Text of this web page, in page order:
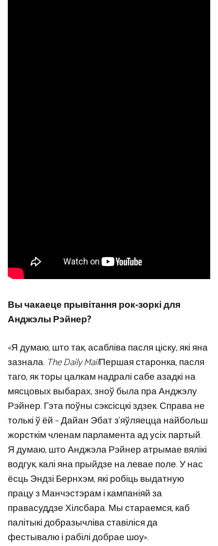
Вы чакаеце прывітання рок-зоркі для
Анджэлы Рэйнер?
«Я думаю, што так, асабліва пасля ціску, які яна
зазнала. The Daily MailПершая старонка, пасля
таго, як торы цалкам надралі сабе азадкі на
мясцовых выбарах, зноў была пра Анджэлу
Рэйнер. Гэта поўны сэксісцкі здзек. Справа не
толькі ў ёй – Дайан Эбат з’яўляецца найбольш
жорсткім членам парламента ад усіх партый.
Я думаю, што Анджэла Рэйнер атрымае вялікі
водгук, калі яна прыйдзе на левае поле. У нас
ёсць Эндзі Бернхэм, які робіць выдатную
працу з Манчэстэрам і кампаніяй за
правасуддзе Хілсбара. Мы стараемся, каб
палітыкі добразычліва ставіліся да
фестывалю і рабілі добрае шоу».